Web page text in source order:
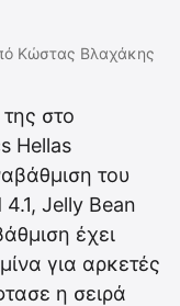
Κώστας Βλαχάκης
στο
Hellas
του
Jelly Bean
έχει
για αρκετές
η σειρά